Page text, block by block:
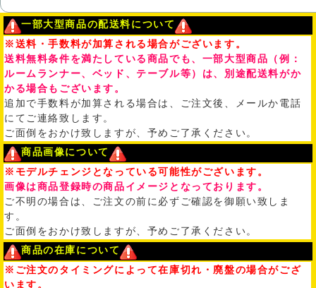
一部大型商品の配送料について
※送料・手数料が加算される場合がございます。
送料無料条件を満たしている商品でも、一部大型商品（例：
ルームランナー、ベッド、テーブル等）は、別途配送料がか
かる場合もございます。
追加で手数料が加算される場合は、ご注文後、メールか電話
にてご連絡致します。
ご面倒をおかけ致しますが、予めご了承ください。
商品画像について
※モデルチェンジとなっている可能性がございます。
画像は商品登録時の商品イメージとなっております。
ご不明の場合は、ご注文の前に必ずご確認を御願い致しま
す。
ご面倒をおかけ致しますが、予めご了承ください。
商品の在庫について
※ご注文のタイミングによって在庫切れ・廃盤の場合がござ
います。